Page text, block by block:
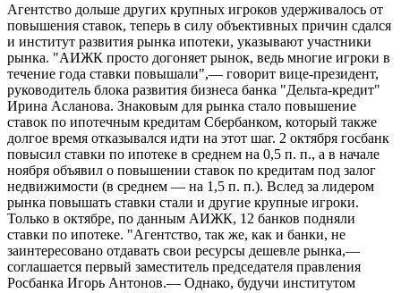
Агентство дольше других крупных игроков удерживалось от
повышения ставок, теперь в силу объективных причин сдался
и институт развития рынка ипотеки, указывают участники
рынка. "АИЖК просто догоняет рынок, ведь многие игроки в
течение года ставки повышали",— говорит вице-президент,
руководитель блока развития бизнеса банка "Дельта-кредит"
Ирина Асланова. Знаковым для рынка стало повышение
ставок по ипотечным кредитам Сбербанком, который также
долгое время отказывался идти на этот шаг. 2 октября госбанк
повысил ставки по ипотеке в среднем на 0,5 п. п., а в начале
ноября объявил о повышении ставок по кредитам под залог
недвижимости (в среднем — на 1,5 п. п.). Вслед за лидером
рынка повышать ставки стали и другие крупные игроки.
Только в октябре, по данным АИЖК, 12 банков подняли
ставки по ипотеке. "Агентство, так же, как и банки, не
заинтересовано отдавать свои ресурсы дешевле рынка,—
соглашается первый заместитель председателя правления
Росбанка Игорь Антонов.— Однако, будучи институтом